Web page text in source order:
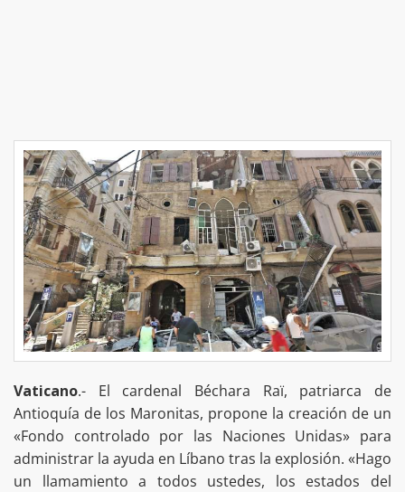
Vaticano.- El cardenal Béchara Raï, patriarca de
Antioquía de los Maronitas, propone la creación de un
«Fondo controlado por las Naciones Unidas» para
administrar la ayuda en Líbano tras la explosión. «Hago
un llamamiento a todos ustedes, los estados del